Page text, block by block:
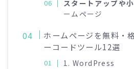
スタートアップや
ームページ
ホームページを無料・
ーコードツール12選
1. WordPress